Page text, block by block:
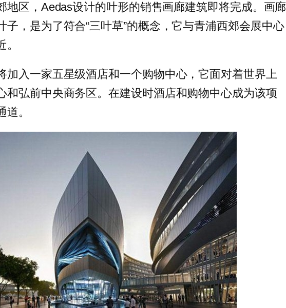
地区，Aedas设计的叶形的销售画廊建筑即将完成。画廊
子，是为了符合“三叶草”的概念，它与青浦西郊会展中心
加入一家五星级酒店和一个购物中心，它面对着世界上
和弘前中央商务区。在建设时酒店和购物中心成为该项
道。